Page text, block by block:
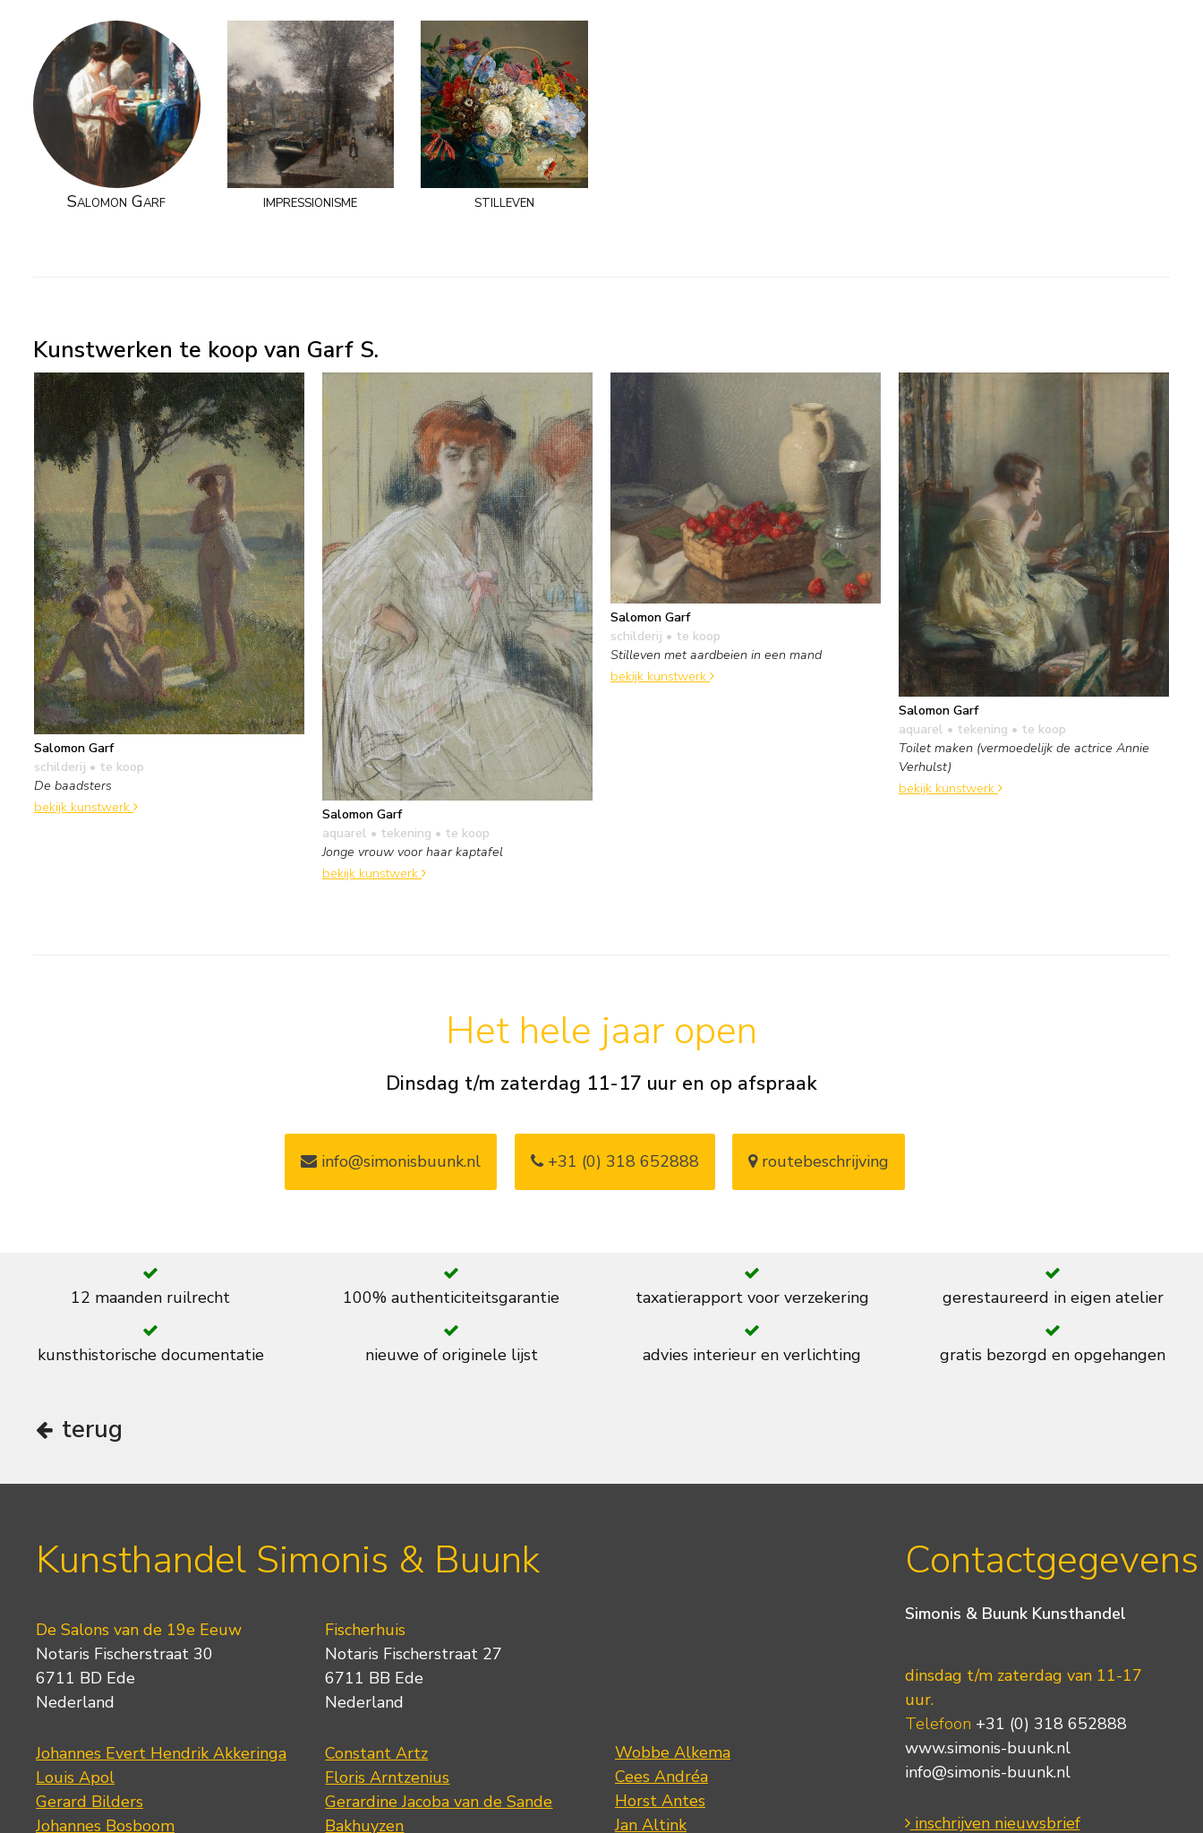
Salomon Garf impressionisme stilleven
Kunstwerken te koop van Garf S.
Salomon Garf
schilderij • te koop
De baadsters
bekijk kunstwerk
Salomon Garf
aquarel • tekening • te koop
Jonge vrouw voor haar kaptafel
bekijk kunstwerk
Salomon Garf
schilderij • te koop
Stilleven met aardbeien in een mand
bekijk kunstwerk
Salomon Garf
aquarel • tekening • te koop
Toilet maken (vermoedelijk de actrice Annie
Verhulst)
bekijk kunstwerk
Het hele jaar open
Dinsdag t/m zaterdag 11-17 uur en op afspraak
info@simonisbuunk.nl +31 (0) 318 652888 routebeschrijving
12 maanden ruilrecht 100% authenticiteitsgarantie taxatierapport voor verzekering gerestaureerd in eigen atelier
kunsthistorische documentatie nieuwe of originele lijst advies interieur en verlichting gratis bezorgd en opgehangen
terug
Kunsthandel Simonis & Buunk
De Salons van de 19e Eeuw
Notaris Fischerstraat 30
6711 BD Ede
Nederland
Johannes Evert Hendrik Akkeringa
Louis Apol
Gerard Bilders
Johannes Bosboom
Fischerhuis
Notaris Fischerstraat 27
6711 BB Ede
Nederland
Constant Artz
Floris Arntzenius
Gerardine Jacoba van de Sande
Bakhuyzen
Wobbe Alkema
Cees Andréa
Horst Antes
Jan Altink
Contactgegevens
Simonis & Buunk Kunsthandel
dinsdag t/m zaterdag van 11-17
uur.
Telefoon +31 (0) 318 652888
www.simonis-buunk.nl
info@simonis-buunk.nl
inschrijven nieuwsbrief